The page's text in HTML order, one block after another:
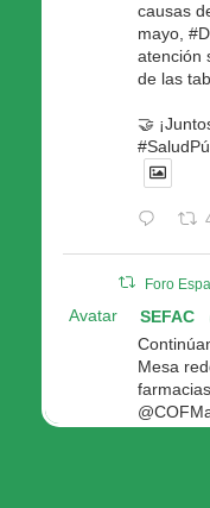
causas
mayo,
atención
de las
🤝
Foro
Avatar SEFAC
Mesa